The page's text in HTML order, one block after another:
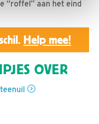
“roffel” aan het eind
Help mee!
OVER